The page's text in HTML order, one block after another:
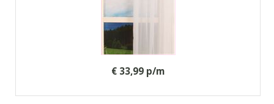
€ 33,99 p/m